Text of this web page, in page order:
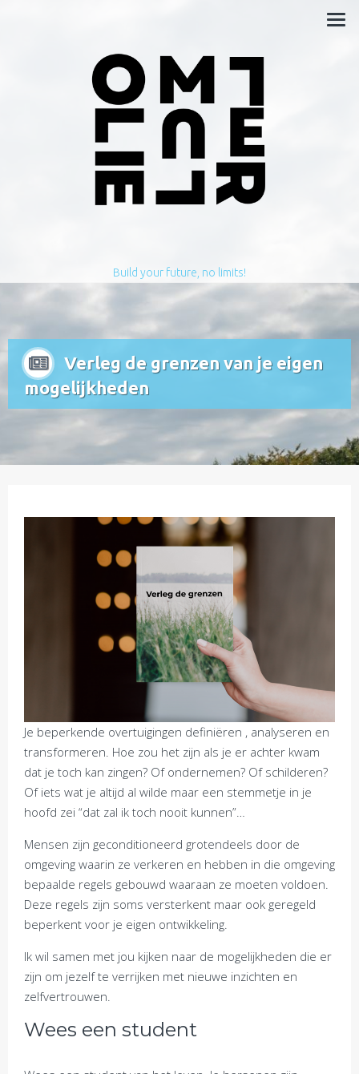
Build your future, no limits!
Verleg de grenzen van je eigen
mogelijkheden
Je beperkende overtuigingen definiëren , analyseren en
transformeren. Hoe zou het zijn als je er achter kwam
dat je toch kan zingen? Of ondernemen? Of schilderen?
Of iets wat je altijd al wilde maar een stemmetje in je
hoofd zei “dat zal ik toch nooit kunnen”…
Mensen zijn geconditioneerd grotendeels door de
omgeving waarin ze verkeren en hebben in die omgeving
bepaalde regels gebouwd waaraan ze moeten voldoen.
Deze regels zijn soms versterkent maar ook geregeld
beperkent voor je eigen ontwikkeling.
Ik wil samen met jou kijken naar de mogelijkheden die er
zijn om jezelf te verrijken met nieuwe inzichten en
zelfvertrouwen.
Wees een student